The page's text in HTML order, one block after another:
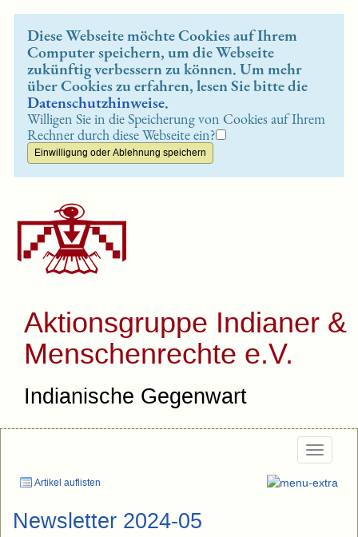
Diese Webseite möchte Cookies auf Ihrem
Computer speichern, um die Webseite
zukünftig verbessern zu können. Um mehr
über Cookies zu erfahren, lesen Sie bitte die
Datenschutzhinweise.
Willigen Sie in die Speicherung von Cookies auf Ihrem
Rechner durch diese Webseite ein?
Aktionsgruppe Indianer &
Menschenrechte e.V.
Indianische Gegenwart
Artikel auflisten
Newsletter 2024-05